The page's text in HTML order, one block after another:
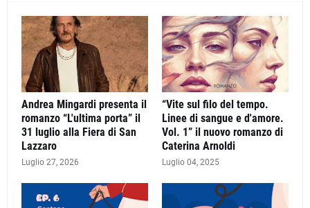
Andrea Mingardi presenta il
romanzo “L'ultima porta” il
31 luglio alla Fiera di San
Lazzaro
Luglio 27, 2026
“Vite sul filo del tempo.
Linee di sangue e d'amore.
Vol. 1” il nuovo romanzo di
Caterina Arnoldi
Luglio 04, 2025